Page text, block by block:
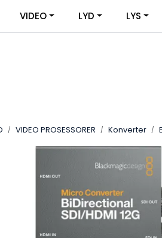
| KONTAKT OSS
VIDEO LYD LYS
VIDEO PROSESSORER Konverter